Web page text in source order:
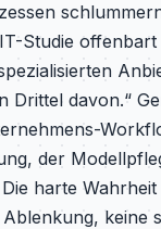
Studie
Drittel davon.“
der
harte
keine